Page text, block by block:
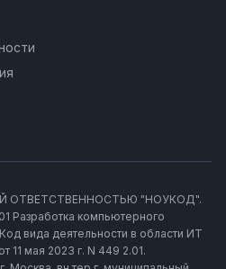
ОТВЕТСТВЕННОСТЬЮ "НОУКОД".
Разработка компьютерного
вида деятельности в области ИТ
11 мая 2023 г. N 449 2.01.